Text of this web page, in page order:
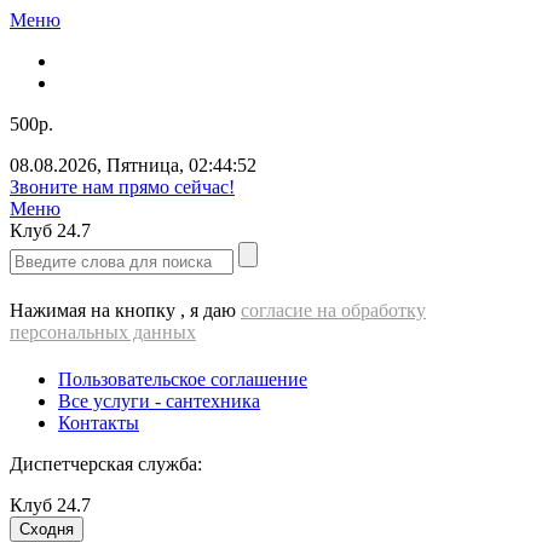
Меню
500р.
08.08.2026, Пятница, 02:44:52
Звоните нам прямо сейчас!
Меню
Клуб 24.7
Нажимая на кнопку , я даю согласие на обработку
персональных данных
Пользовательское соглашение
Все услуги - cантехника
Контакты
Диспетчерская служба:
Клуб 24.7
Сходня